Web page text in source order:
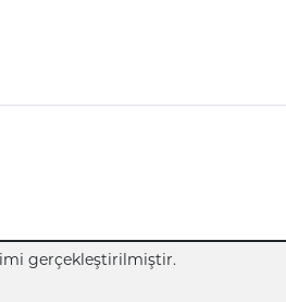
gerçekleştirilmiştir.